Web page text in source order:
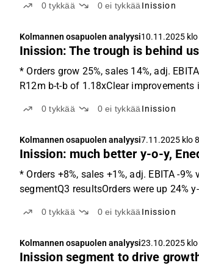
0tykkää 0ei tykkääInission
Kolmannen osapuolen analyysi10.11.2025
Inission: The trough is behind
* Orders grow 25%, sales 14%, adj.
R12m b-t-b of 1.18xClear
0tykkää 0ei tykkääInission
Kolmannen osapuolen analyysi7.11.2025 klo
Inission: much better y-o-y,
* Orders +8%, sales +1%, adj. EBITA -
segmentQ3 resultsOrders were up 24%
0tykkää 0ei tykkääInission
Kolmannen osapuolen analyysi23.10.2025
Inission segment to drive